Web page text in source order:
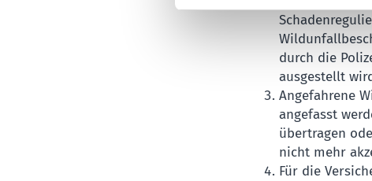
durch die
ausgestellt
Angefahrene
angefasst
übertragen
nicht mehr
Für die